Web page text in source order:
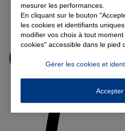
mesurer les performances.
En cliquant sur le bouton
les cookies et identifiants
modifier vos choix à tout
cookies" accessible dans le pied
Gérer les cookies et
Accepter